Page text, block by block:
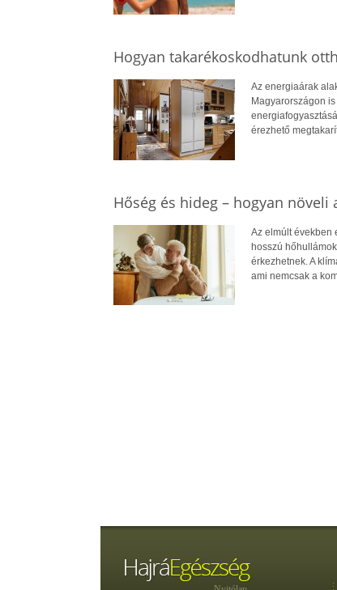
Hogyan takarékoskodhatunk
Az energiaárak
Magyarországon
érezhető
Hőség és hideg – hogyan növeli
Az elmúlt években
hosszú
érkezhetnek. A
ami nemcsak a